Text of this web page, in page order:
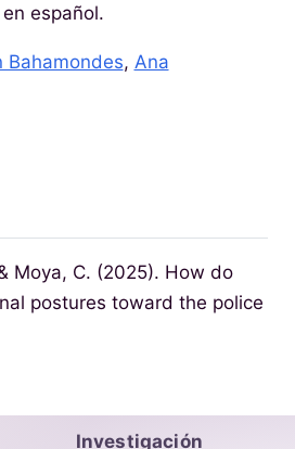
español.
Bahamondes, Ana
Moya, C. (2025). How do
postures toward the police
Investigación